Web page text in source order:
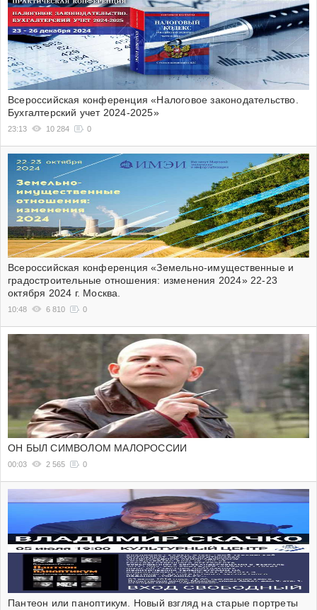
Всероссийская конференция «Налоговое законодательство.
Бухгалтерский учет 2024-2025»
23:13 10 284 0
Всероссийская конференция «Земельно-имущественные и
градостроительные отношения: изменения 2024» 22-23
октября 2024 г. Москва.
10:48 6 810 0
ОН БЫЛ СИМВОЛОМ МАЛОРОССИИ
00:03 2 565 0
Пантеон или паноптикум. Новый взгляд на старые портреты